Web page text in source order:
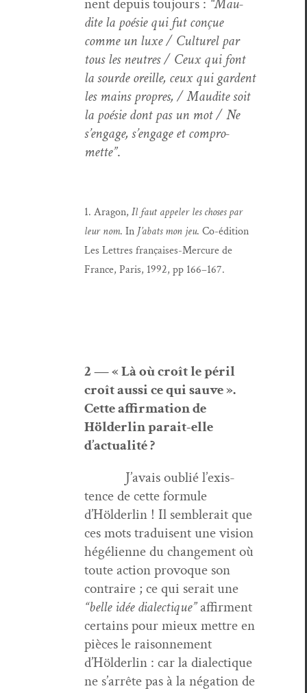
nent depuis tou­jours : “Mau­
dite la poésie qui fut conçue
comme un luxe / Cul­turel par
tous les neu­tres / Ceux qui font
la sourde oreille, ceux qui gar­dent
les mains pro­pres, / Mau­dite soit
la poésie dont pas un mot / Ne
s’en­gage, s’en­gage et com­pro­
mette”.
1. Aragon, Il faut appel­er les choses par
leur nom. In J’a­bats mon jeu. Co-édi­tion
Les Let­tres français­es-Mer­cure de
France, Paris, 1992, pp 166–167.
2 — « Là où croît le péril
croît aus­si ce qui sauve ».
Cette affir­ma­tion de
Hölder­lin parait-elle
d’actualité ?
J’avais oublié l’ex­is­
tence de cette for­mule
d’Hölder­lin ! Il sem­blerait que
ces mots traduisent une vision
hégéli­enne du change­ment où
toute action provoque son
con­traire ; ce qui serait une
“belle idée dialec­tique”affir­ment
cer­tains pour mieux met­tre en
pièces le raison­nement
d’Hölder­lin : car la dialec­tique
ne s’ar­rête pas à la néga­tion de